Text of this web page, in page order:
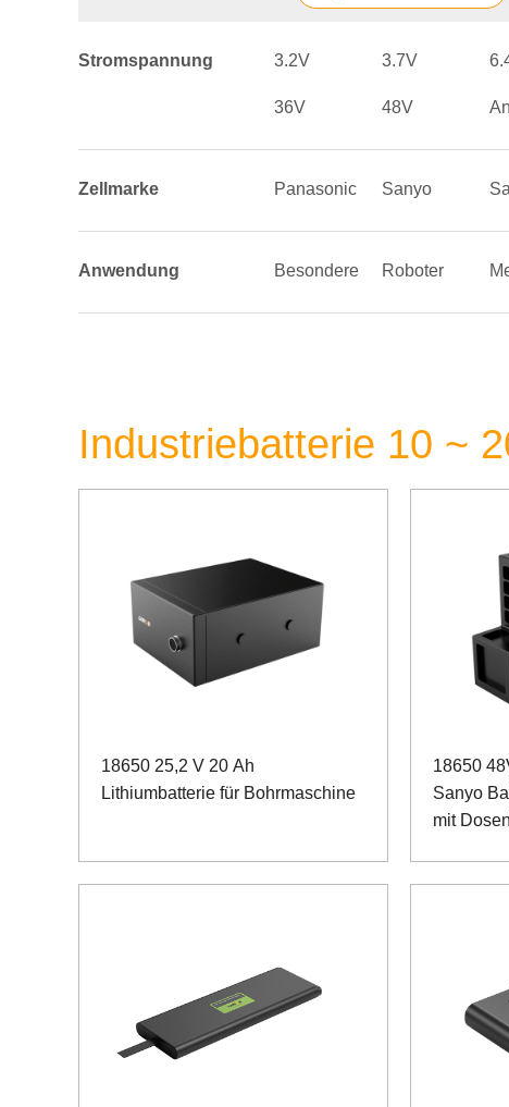
Stromspannung 3.2V 3.7V
36V 48V
Zellmarke Panasonic Sanyo
Anwendung Besondere Roboter
Industriebatterie 10 ~
18650 25,2 V 20 Ah
Lithiumbatterie für Bohrmaschine
18650
Sanyo
mit